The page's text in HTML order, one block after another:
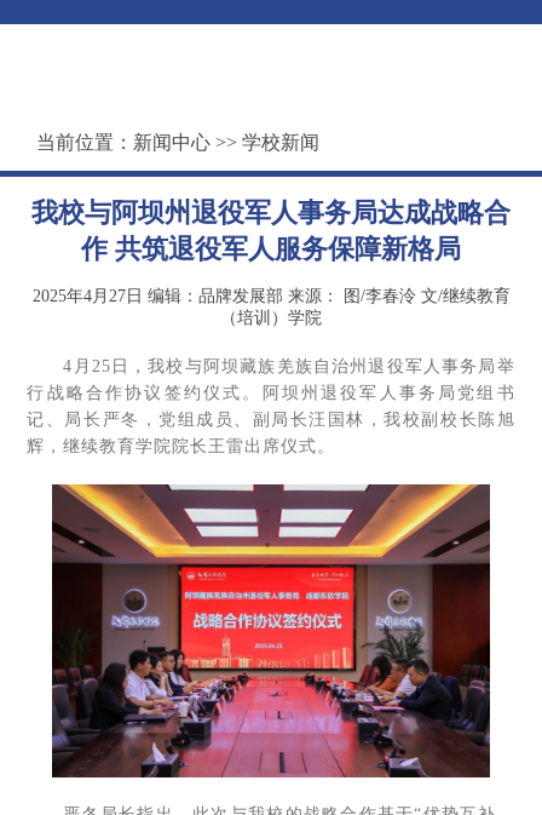
当前位置： 新闻中心 >> 学校新闻
我校与阿坝州退役军人事务局达成战略合
作 共筑退役军人服务保障新格局
2025年4月27日 编辑：品牌发展部 来源：
图/李春泠 文/继续教育
（培训）学院
4月25日，我校与阿坝藏族羌族自治州退役军人事务局举
行战略合作协议签约仪式。阿坝州退役军人事务局党组书
记、局长严冬，党组成员、副局长汪国林，我校副校长陈旭
辉，继续教育学院院长王雷出席仪式。